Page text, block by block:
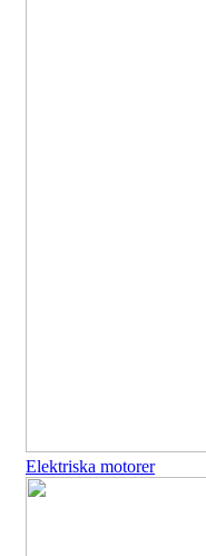
Elektriska motorer